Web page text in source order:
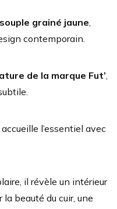
grainé jaune,
contemporain.
de la marque Fut’,
l’essentiel avec
il révèle un intérieur
beauté du cuir, une